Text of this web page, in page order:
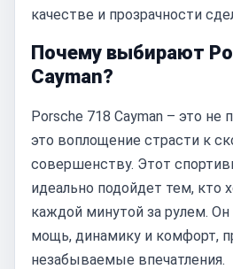
качестве и прозрачности
Почему выбирают
Cayman?
Porsche 718 Cayman – это не
это воплощение страсти к
совершенству. Этот
идеально подойдет тем, кто
каждой минутой за рулем. Он
мощь, динамику и комфорт,
незабываемые впечатления.